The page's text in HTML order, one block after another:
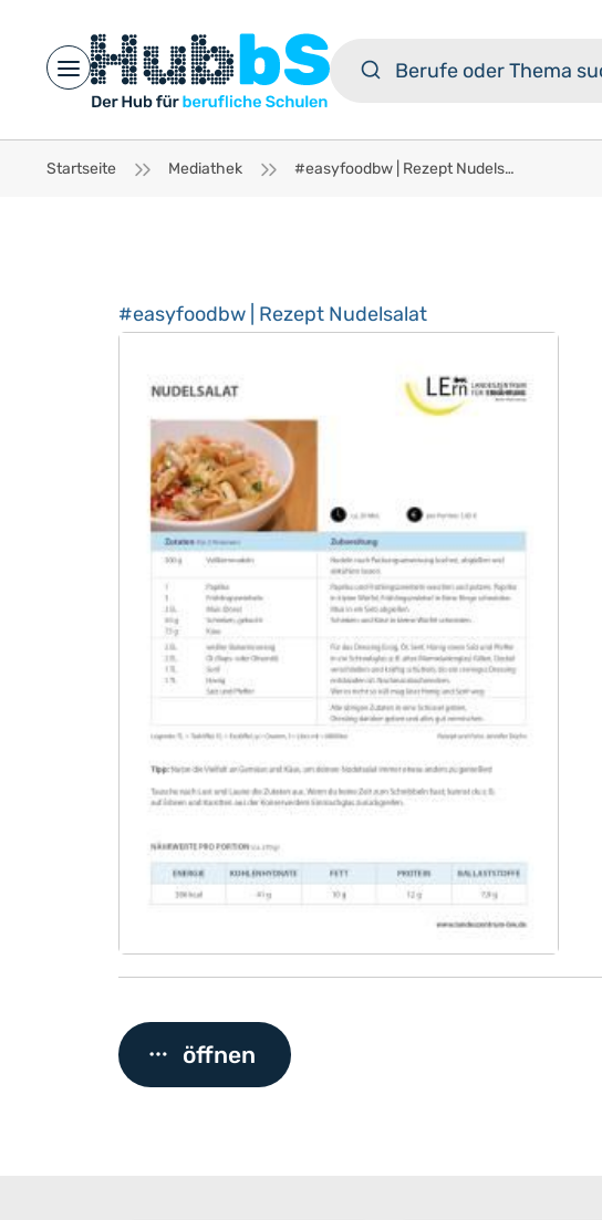
Open main menu
Startseite Mediathek #easyfoodbw | Rezept Nudelsalat
#easyfoodbw | Rezept Nudelsalat
öffnen